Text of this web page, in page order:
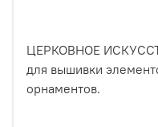
ЦЕРКОВНОЕ
для вышивки
орнаментов.